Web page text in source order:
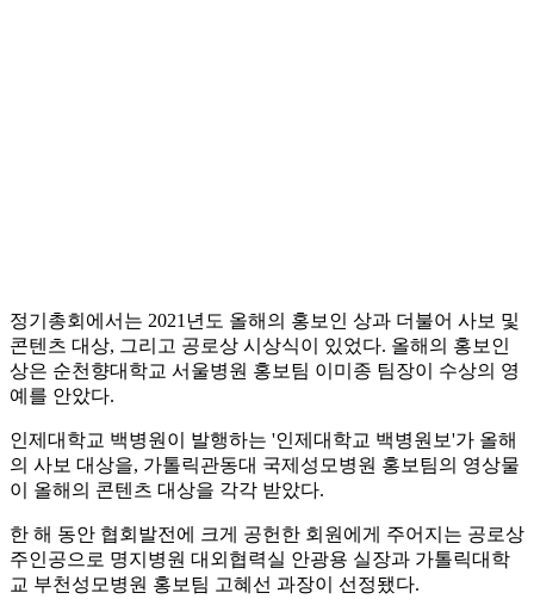
정기총회에서는 2021년도 올해의 홍보인 상과 더불어 사보 및
콘텐츠 대상, 그리고 공로상 시상식이 있었다. 올해의 홍보인
상은 순천향대학교 서울병원 홍보팀 이미종 팀장이 수상의 영
예를 안았다.
인제대학교 백병원이 발행하는 '인제대학교 백병원보'가 올해
의 사보 대상을, 가톨릭관동대 국제성모병원 홍보팀의 영상물
이 올해의 콘텐츠 대상을 각각 받았다.
한 해 동안 협회발전에 크게 공헌한 회원에게 주어지는 공로상
주인공으로 명지병원 대외협력실 안광용 실장과 가톨릭대학
교 부천성모병원 홍보팀 고혜선 과장이 선정됐다.